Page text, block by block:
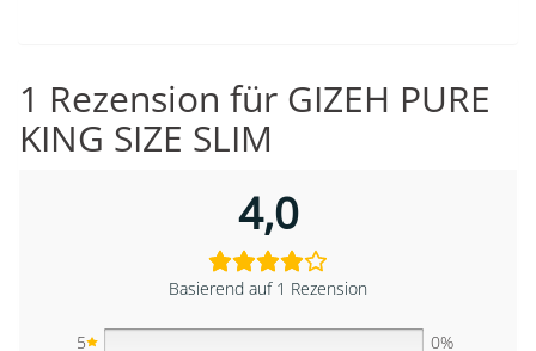
1 Rezension für GIZEH PURE
KING SIZE SLIM
4,0
Basierend auf 1 Rezension
5
0%